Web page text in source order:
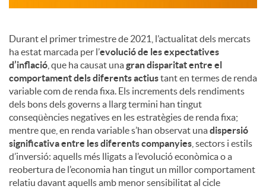
Durant el primer trimestre de 2021, l’actualitat dels mercats
ha estat marcada per l’evolució de les expectatives
d’inflació , que ha causat unagran disparitat entre el
comportament dels diferents actiustant en termes de renda
variable com de renda fixa. Els increments dels rendiments
dels bons dels governs a llarg termini han tingut
conseqüències negatives en les estratègies de renda fixa;
mentre que, en renda variable s’han observat unadispersió
significativa entre les diferents companyies , sectors i estils
d’inversió: aquells més lligats a l’evolució econòmica o a
reobertura de l’economia han tingut un millor comportament
relatiu davant aquells amb menor sensibilitat al cicle